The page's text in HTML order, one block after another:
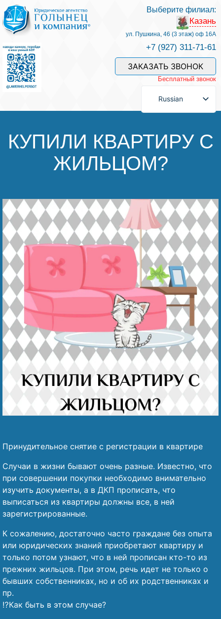
Услуги и наши специалисты
Оплата услуг
Задать вопрос
Наши победы
Видео о нас
Выберите филиал:
Казань
ул. Пушкина, 46 (3 этаж) оф 16А
+7 (927) 311-71-61
ЗАКАЗАТЬ ЗВОНОК
Бесплатный звонок
Russian
КУПИЛИ КВАРТИРУ С
ЖИЛЬЦОМ?
Принудительное снятие с регистрации в квартире
Случаи в жизни бывают очень разные. Известно, что
при совершении покупки необходимо внимательно
изучить документы, а в ДКП прописать, что
выписаться из квартиры должны все, в ней
зарегистрированные.
К сожалению, достаточно часто граждане без опыта
или юридических знаний приобретают квартиру и
только потом узнают, что в ней прописан кто-то из
прежних жильцов. При этом, речь идет не только о
бывших собственниках, но и об их родственниках и
пр.
⁉️Как быть в этом случае?